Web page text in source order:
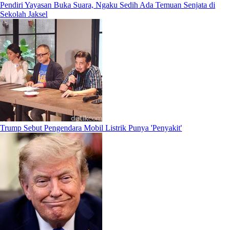
Pendiri Yayasan Buka Suara, Ngaku Sedih Ada Temuan Senjata di
Sekolah Jaksel
Trump Sebut Pengendara Mobil Listrik Punya 'Penyakit'